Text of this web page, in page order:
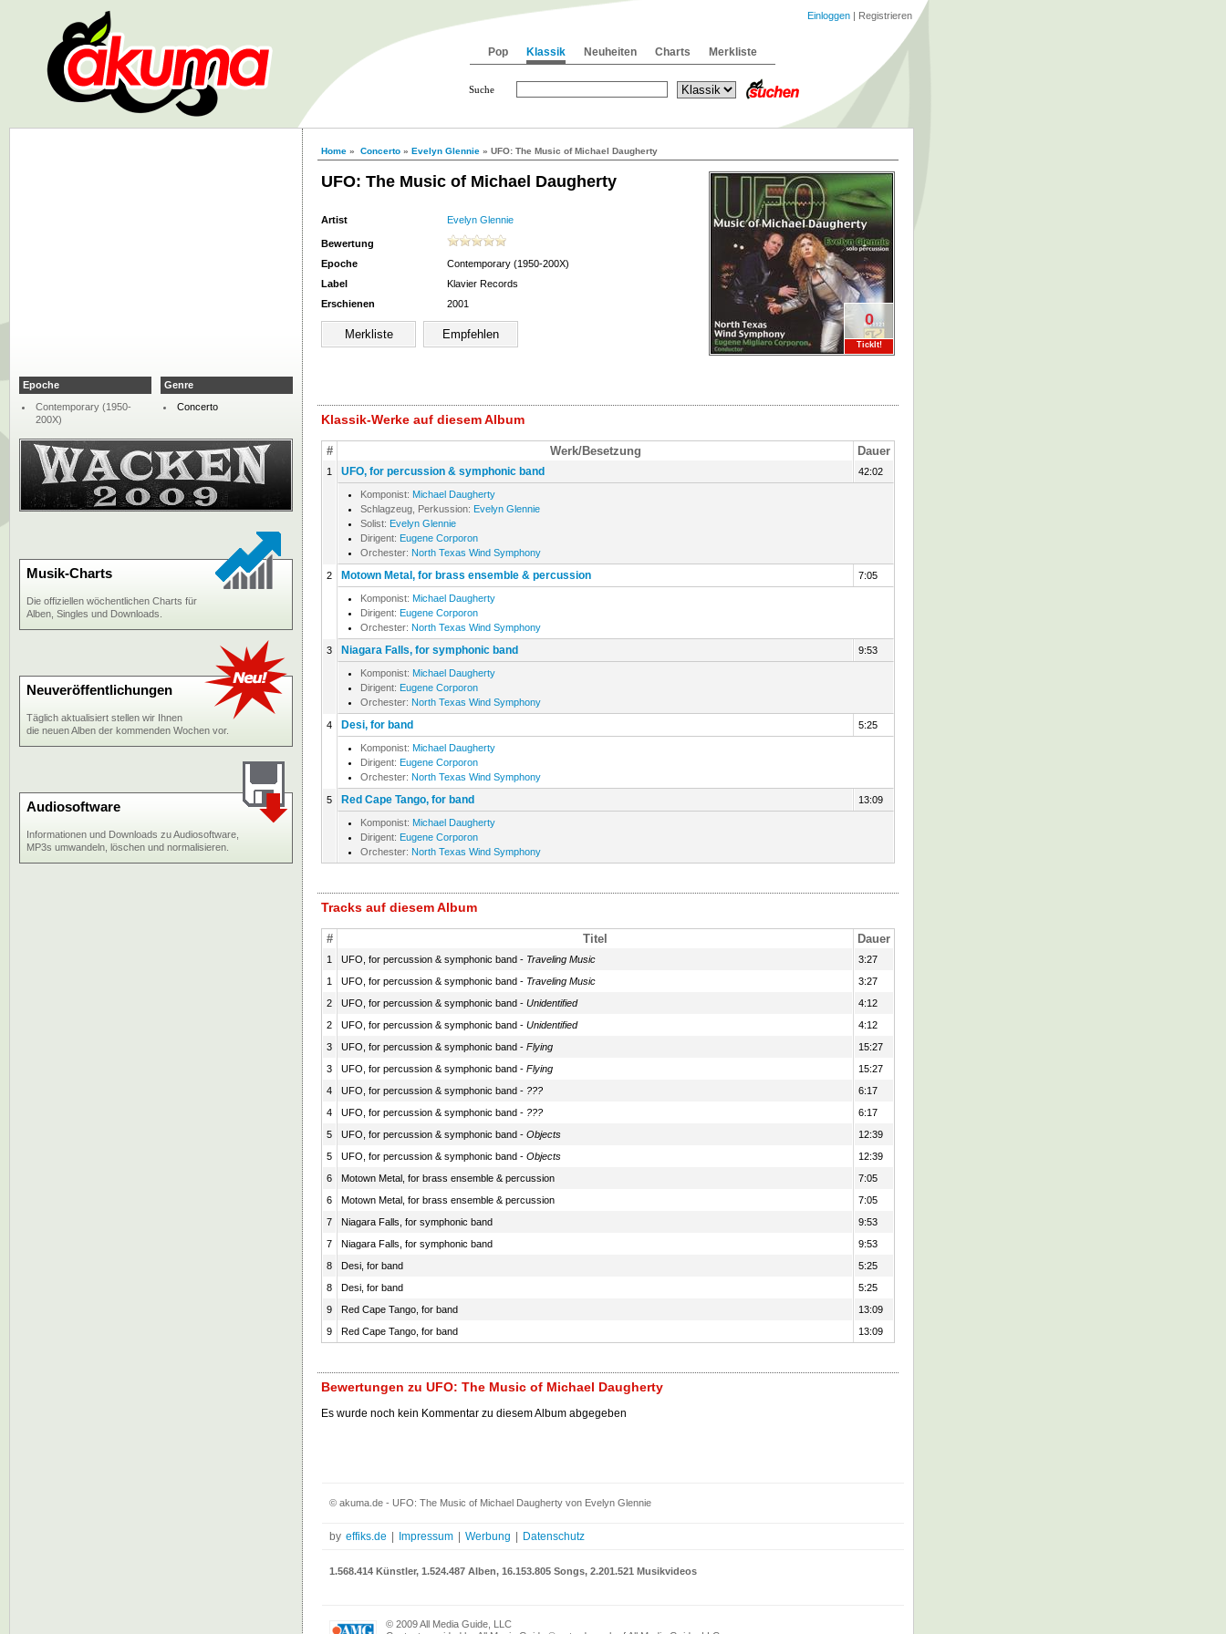
Home » Concerto » Evelyn Glennie » UFO: The Music of Michael Daugherty
UFO: The Music of Michael Daugherty
0
TickIt!
Artist Evelyn Glennie
Bewertung
Epoche
Contemporary (1950-200X)
Label
Klavier Records
Erschienen
2001
Klassik-Werke auf diesem Album
# Werk/Besetzung Dauer
1 UFO, for percussion & symphonic band 42:02
Komponist: Michael Daugherty
Schlagzeug, Perkussion: Evelyn Glennie
Solist: Evelyn Glennie
Dirigent: Eugene Corporon
Orchester: North Texas Wind Symphony
2 Motown Metal, for brass ensemble & percussion 7:05
Komponist: Michael Daugherty
Dirigent: Eugene Corporon
Orchester: North Texas Wind Symphony
3 Niagara Falls, for symphonic band 9:53
Komponist: Michael Daugherty
Dirigent: Eugene Corporon
Orchester: North Texas Wind Symphony
4 Desi, for band 5:25
Komponist: Michael Daugherty
Dirigent: Eugene Corporon
Orchester: North Texas Wind Symphony
5 Red Cape Tango, for band 13:09
Komponist: Michael Daugherty
Dirigent: Eugene Corporon
Orchester: North Texas Wind Symphony
Tracks auf diesem Album
# Titel Dauer
1 UFO, for percussion & symphonic band - Traveling Music
3:27
1
UFO, for percussion & symphonic band - Traveling Music
3:27
2
UFO, for percussion & symphonic band - Unidentified
4:12
2
UFO, for percussion & symphonic band - Unidentified
4:12
3
UFO, for percussion & symphonic band - Flying
15:27
3
UFO, for percussion & symphonic band - Flying
15:27
4
UFO, for percussion & symphonic band - ???
6:17
4
UFO, for percussion & symphonic band - ???
6:17
5
UFO, for percussion & symphonic band - Objects
12:39
5
UFO, for percussion & symphonic band - Objects
12:39
6
Motown Metal, for brass ensemble & percussion
7:05
6
Motown Metal, for brass ensemble & percussion
7:05
7
Niagara Falls, for symphonic band
9:53
7
Niagara Falls, for symphonic band
9:53
8
Desi, for band
5:25
8
Desi, for band
5:25
9
Red Cape Tango, for band
13:09
9
Red Cape Tango, for band 13:09
Bewertungen zu UFO: The Music of Michael Daugherty
Es wurde noch kein Kommentar zu diesem Album abgegeben
Epoche
Contemporary (1950-
200X)
Genre
Concerto
Musik-Charts
Die offiziellen wöchentlichen Charts für
Alben, Singles und Downloads.
Neuveröffentlichungen
Täglich aktualisiert stellen wir Ihnen
die neuen Alben der kommenden Wochen vor.
Audiosoftware
Informationen und Downloads zu Audiosoftware,
MP3s umwandeln, löschen und normalisieren.
© akuma.de - UFO: The Music of Michael Daugherty von Evelyn Glennie
by effiks.de Impressum Werbung Datenschutz
1.568.414 Künstler, 1.524.487 Alben, 16.153.805 Songs, 2.201.521 Musikvideos
© 2009 All Media Guide, LLC
Pop Klassik Neuheiten Charts Merkliste
Einloggen | Registrieren
Suche